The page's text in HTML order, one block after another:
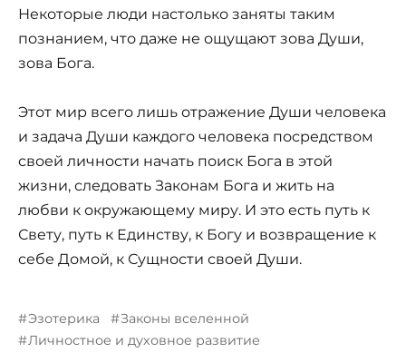
Некоторые люди настолько заняты таким
познанием, что даже не ощущают зова Души,
зова Бога.
Этот мир всего лишь отражение Души человека
и задача Души каждого человека посредством
своей личности начать поиск Бога в этой
жизни, следовать Законам Бога и жить на
любви к окружающему миру. И это есть путь к
Свету, путь к Единству, к Богу и возвращение к
себе Домой, к Сущности своей Души.
Эзотерика
Законы вселенной
Личностное и духовное развитие